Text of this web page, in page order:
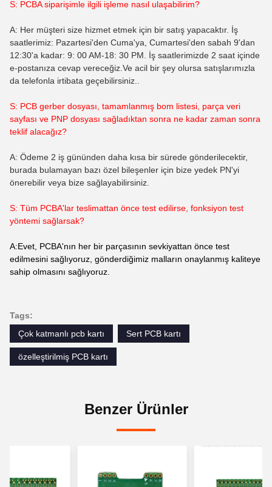
S: PCBA siparişimle ilgili işleme nasıl ulaşabilirim?
A: Her müşteri size hizmet etmek için bir satış yapacaktır. İş
saatlerimiz: Pazartesi'den Cuma'ya, Cumartesi'den sabah 9'dan
12:30'a kadar: 9: 00 AM-18: 30 PM. İş saatlerimizde 2 saat içinde
e-postanıza cevap vereceğiz.Ve acil bir şey olursa satışlarımızla
da telefonla irtibata geçebilirsiniz..
S: PCB gerber dosyası, tamamlanmış bom listesi, parça veri
sayfası ve PNP dosyası sağladıktan sonra ne kadar zaman sonra
teklif alacağız?
A: Ödeme 2 iş gününden daha kısa bir sürede gönderilecektir,
burada bulamayan bazı özel bileşenler için bize yedek PN'yi
önerebilir veya bize sağlayabilirsiniz.
S: Tüm PCBA'lar teslimattan önce test edilirse, fonksiyon test
yöntemi sağlarsak?
A:Evet, PCBA'nın her bir parçasının sevkiyattan önce test
edilmesini sağlıyoruz, gönderdiğimiz malların onaylanmış kaliteye
sahip olmasını sağlıyoruz.
Tags:
Çok katmanlı pcb kartı
Sert PCB kartı
özelleştirilmiş PCB kartı
Benzer Ürünler